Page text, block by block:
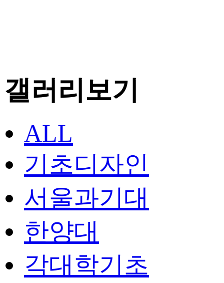
갤러리보기
ALL
기초디자인
서울과기대
한양대
각대학기초